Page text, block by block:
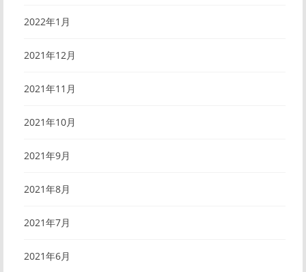
2022年1月
2021年12月
2021年11月
2021年10月
2021年9月
2021年8月
2021年7月
2021年6月